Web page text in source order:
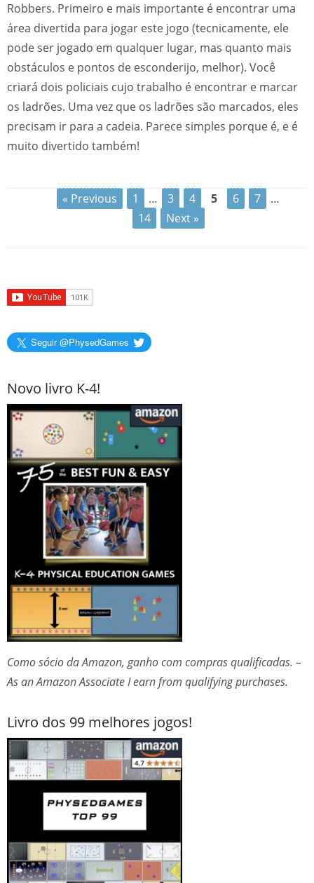
Robbers. Primeiro e mais importante é encontrar uma
área divertida para jogar este jogo (tecnicamente, ele
pode ser jogado em qualquer lugar, mas quanto mais
obstáculos e pontos de esconderijo, melhor). Você
criará dois policiais cujo trabalho é encontrar e marcar
os ladrões. Uma vez que os ladrões são marcados, eles
precisam ir para a cadeia. Parece simples porque é, e é
muito divertido também!
« Previous 1 … 3 4 5 6 7
…
14
Next »
Seguir @PhysedGames
Novo livro K-4!
Como sócio da Amazon, ganho com compras qualificadas. –
As an Amazon Associate I earn from qualifying purchases.
Livro dos 99 melhores jogos!